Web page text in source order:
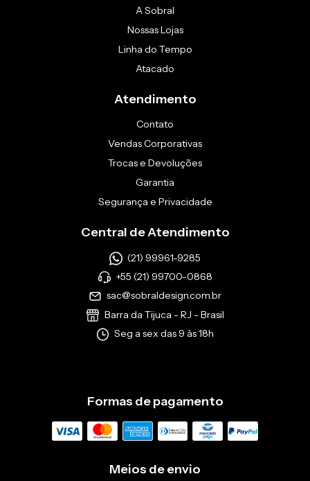
A Sobral
Nossas Lojas
Linha do Tempo
Atacado
Atendimento
Contato
Vendas Corporativas
Trocas e Devoluções
Garantia
Segurança e Privacidade
Central de Atendimento
(21) 99961-9285
+55 (21) 99700-0868
sac@sobraldesign.com.br
Barra da Tijuca - RJ - Brasil
Seg a sex das 9 às 18h
Formas de pagamento
Meios de envio